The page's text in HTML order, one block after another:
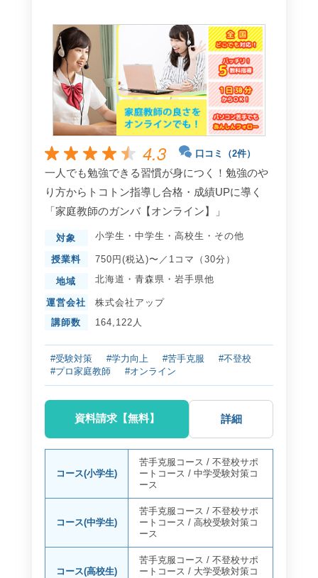
4.3 口コミ（2件）
一人でも勉強できる習慣が身につく！勉強のや
り方からトコトン指導し合格・成績UPに導く
「家庭教師のガンバ【オンライン】」
対象 小学生 ・ 中学生 ・ 高校生 ・ その他
授業料 750円(税込)〜／1コマ（30分）
地域 北海道 ・ 青森県 ・ 岩手県他
運営会社
株式会社アップ
講師数
164,122人
#受験対策 #学力向上 #苦手克服
#不登校
#プロ家庭教師
#オンライン
資料請求【無料】 詳細
コース(小学生)
苦手克服コース /不登校サポ
ートコース /中学受験対策コ
ース
コース(中学生)
苦手克服コース /不登校サポ
ートコース /高校受験対策コ
ース
コース(高校生)
苦手克服コース /不登校サポ
ートコース /大学受験対策コ